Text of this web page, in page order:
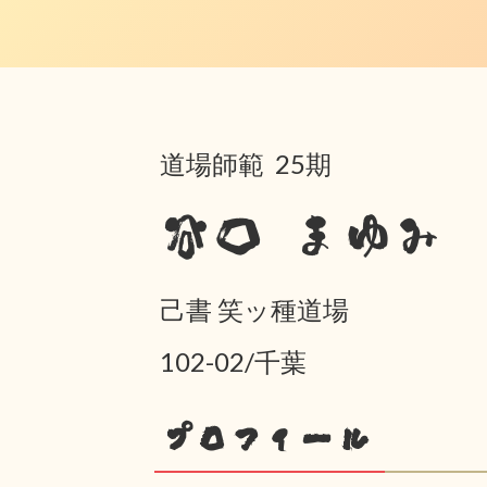
道場師範 25期
谷口 まゆみ
己書 笑ッ種道場
102-02/千葉
プロフィール